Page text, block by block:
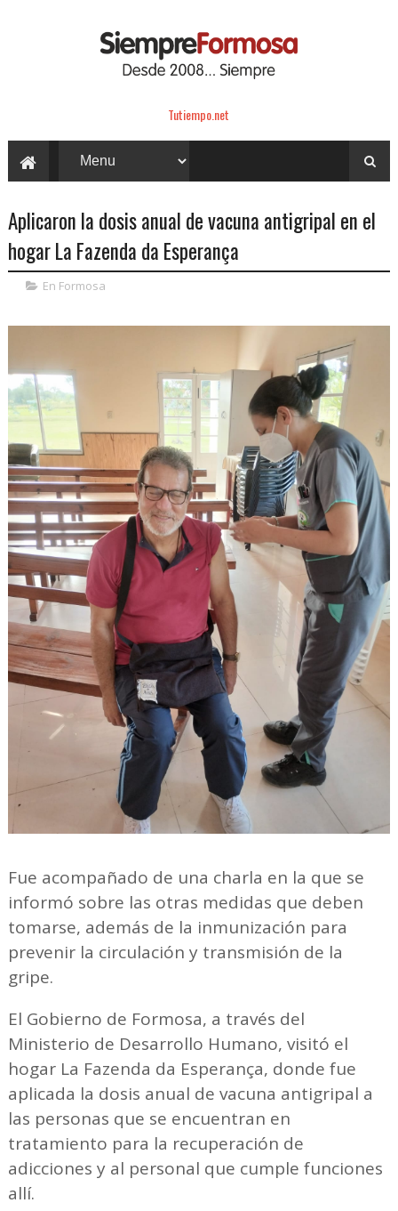
Tutiempo.net
Aplicaron la dosis anual de vacuna antigripal en el
hogar La Fazenda da Esperança
En Formosa
Fue acompañado de una charla en la que se
informó sobre las otras medidas que deben
tomarse, además de la inmunización para
prevenir la circulación y transmisión de la
gripe.
El Gobierno de Formosa, a través del
Ministerio de Desarrollo Humano, visitó el
hogar La Fazenda da Esperança, donde fue
aplicada la dosis anual de vacuna antigripal a
las personas que se encuentran en
tratamiento para la recuperación de
adicciones y al personal que cumple funciones
allí.